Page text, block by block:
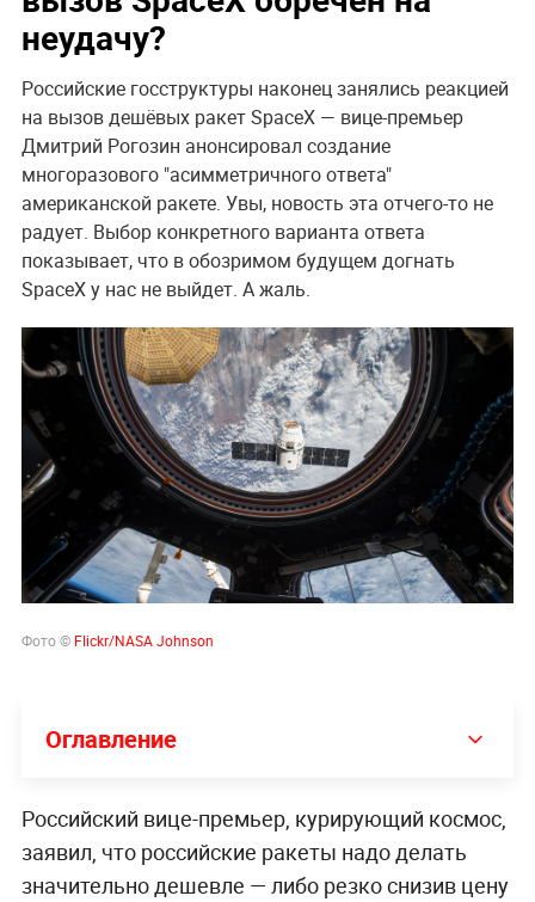
неудачу?
Российские госструктуры наконец занялись реакцией
на вызов дешёвых ракет SpaceX — вице-премьер
Дмитрий Рогозин анонсировал создание
многоразового "асимметричного ответа"
американской ракете. Увы, новость эта отчего-то не
радует. Выбор конкретного варианта ответа
показывает, что в обозримом будущем догнать
SpaceX у нас не выйдет. А жаль.
Фото © Flickr/NASA Johnson
Оглавление
Российский вице-премьер, курирующий космос,
заявил, что российские ракеты надо делать
значительно дешевле — либо резко снизив цену